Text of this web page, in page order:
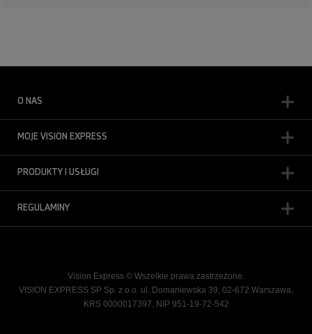
O NAS
MOJE VISION EXPRESS
PRODUKTY I USŁUGI
REGULAMINY
Vision Express © Wszelkie prawa zastrzeżone.
VISION EXPRESS SP Sp. z o.o. ul. Domaniewska 39, 02-672 Warszawa,
KRS 0000017397, NIP 951-19-72-542